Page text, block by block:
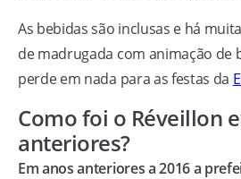
As bebidas são inclusas e há
de madrugada com animação de
perde em nada para as festas da
Como foi o Réveillon
anteriores?
Em anos anteriores a 2016 a